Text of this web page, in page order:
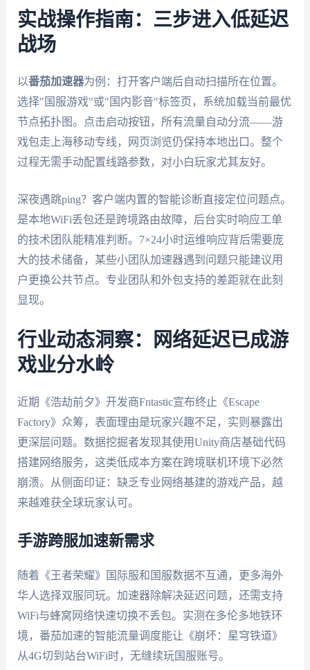
实战操作指南：三步进入低延迟
战场
以番茄加速器为例：打开客户端后自动扫描所在位置。
选择"国服游戏"或"国内影音"标签页，系统加载当前最优
节点拓扑图。点击启动按钮，所有流量自动分流——游
戏包走上海移动专线，网页浏览仍保持本地出口。整个
过程无需手动配置线路参数，对小白玩家尤其友好。
深夜遇跳ping？客户端内置的智能诊断直接定位问题点。
是本地WiFi丢包还是跨境路由故障，后台实时响应工单
的技术团队能精准判断。7×24小时运维响应背后需要庞
大的技术储备，某些小团队加速器遇到问题只能建议用
户更换公共节点。专业团队和外包支持的差距就在此刻
显现。
行业动态洞察：网络延迟已成游
戏业分水岭
近期《浩劫前夕》开发商Fntastic宣布终止《Escape
Factory》众筹，表面理由是玩家兴趣不足，实则暴露出
更深层问题。数据挖掘者发现其使用Unity商店基础代码
搭建网络服务，这类低成本方案在跨境联机环境下必然
崩溃。从侧面印证：缺乏专业网络基建的游戏产品，越
来越难获全球玩家认可。
手游跨服加速新需求
随着《王者荣耀》国际服和国服数据不互通，更多海外
华人选择双服同玩。加速器除解决延迟问题，还需支持
WiFi与蜂窝网络快速切换不丢包。实测在多伦多地铁环
境，番茄加速的智能流量调度能让《崩坏：星穹铁道》
从4G切到站台WiFi时，无缝续玩国服账号。